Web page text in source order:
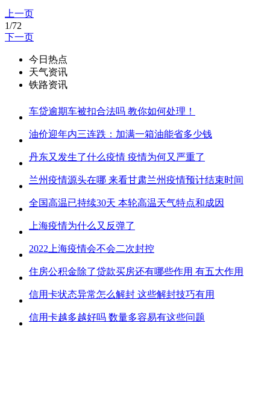
上一页
1/72
下一页
今日热点
天气资讯
铁路资讯
车贷逾期车被扣合法吗 教你如何处理！
油价迎年内三连跌：加满一箱油能省多少钱
丹东又发生了什么疫情 疫情为何又严重了
兰州疫情源头在哪 来看甘肃兰州疫情预计结束时间
全国高温已持续30天 本轮高温天气特点和成因
上海疫情为什么又反弹了
2022上海疫情会不会二次封控
住房公积金除了贷款买房还有哪些作用 有五大作用
信用卡状态异常怎么解封 这些解封技巧有用
信用卡越多越好吗 数量多容易有这些问题